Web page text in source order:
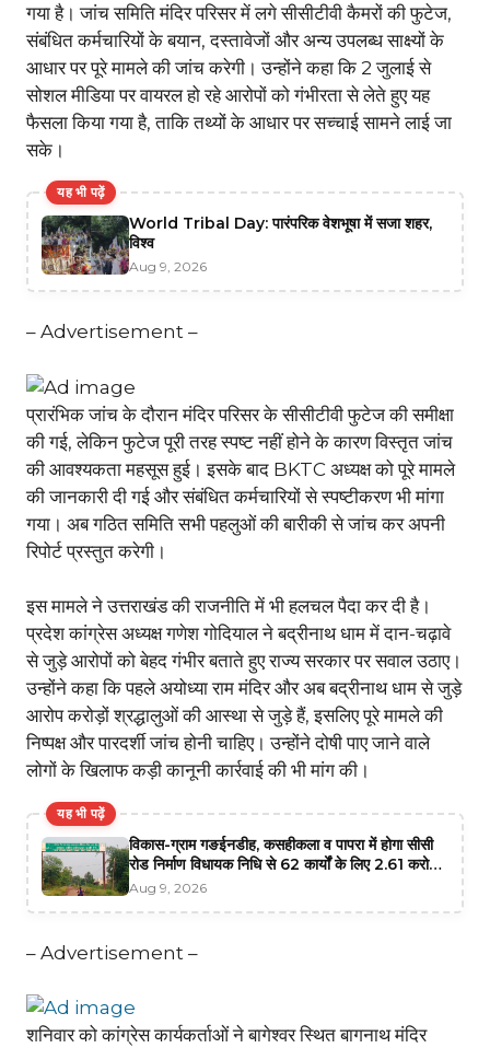
गया है। जांच समिति मंदिर परिसर में लगे सीसीटीवी कैमरों की फुटेज,
संबंधित कर्मचारियों के बयान, दस्तावेजों और अन्य उपलब्ध साक्ष्यों के
आधार पर पूरे मामले की जांच करेगी। उन्होंने कहा कि 2 जुलाई से
सोशल मीडिया पर वायरल हो रहे आरोपों को गंभीरता से लेते हुए यह
फैसला किया गया है, ताकि तथ्यों के आधार पर सच्चाई सामने लाई जा
सके।
यह भी पढ़ें
World Tribal Day: पारंपरिक वेशभूषा में सजा शहर,
विश्व
Aug 9, 2026
– Advertisement –
प्रारंभिक जांच के दौरान मंदिर परिसर के सीसीटीवी फुटेज की समीक्षा
की गई, लेकिन फुटेज पूरी तरह स्पष्ट नहीं होने के कारण विस्तृत जांच
की आवश्यकता महसूस हुई। इसके बाद BKTC अध्यक्ष को पूरे मामले
की जानकारी दी गई और संबंधित कर्मचारियों से स्पष्टीकरण भी मांगा
गया। अब गठित समिति सभी पहलुओं की बारीकी से जांच कर अपनी
रिपोर्ट प्रस्तुत करेगी।
इस मामले ने उत्तराखंड की राजनीति में भी हलचल पैदा कर दी है।
प्रदेश कांग्रेस अध्यक्ष गणेश गोदियाल ने बद्रीनाथ धाम में दान-चढ़ावे
से जुड़े आरोपों को बेहद गंभीर बताते हुए राज्य सरकार पर सवाल उठाए।
उन्होंने कहा कि पहले अयोध्या राम मंदिर और अब बद्रीनाथ धाम से जुड़े
आरोप करोड़ों श्रद्धालुओं की आस्था से जुड़े हैं, इसलिए पूरे मामले की
निष्पक्ष और पारदर्शी जांच होनी चाहिए। उन्होंने दोषी पाए जाने वाले
लोगों के खिलाफ कड़ी कानूनी कार्रवाई की भी मांग की।
यह भी पढ़ें
विकास-ग्राम गङईनडीह, कसहीकला व पापरा में होगा सीसी
रोड निर्माण विधायक निधि से 62 कार्यों के लिए 2.61 करोड़
स्वीकृत
Aug 9, 2026
– Advertisement –
शनिवार को कांग्रेस कार्यकर्ताओं ने बागेश्वर स्थित बागनाथ मंदिर